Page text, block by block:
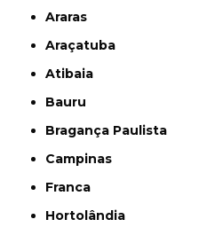
Araras
Araçatuba
Atibaia
Bauru
Bragança Paulista
Campinas
Franca
Hortolândia